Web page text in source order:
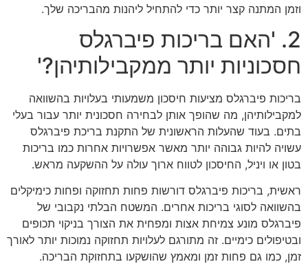
וזמן המתנה קצר יותר כדי להתחיל ליהנות מהבריכה שלך.
2. 'האם בריכות פיברגלס
חסכוניות יותר ממקבילותיהן?'
בריכות פיברגלס מציעות חיסכון משמעותי בעלויות בהשוואה
למקבילותיהן, מה שהופך אותן לבחירה חסכונית יותר עבור בעלי
בתים. בעוד שהעלות הראשונית של התקנת בריכת פיברגלס
עשויה להיות גבוהה יותר מאשר אפשרויות אחרות כמו בריכות
בטון או ויניל, החיסכון לטווח ארוך עולה על ההשקעה מראש.
ראשית, בריכות פיברגלס דורשות פחות תחזוקה ופחות כימיקלים
בהשוואה לסוגי בריכות אחרים. המשטח הבלתי נקבובי של
פיברגלס מונע צמיחת אצות ומפחית את הצורך בניקוי תכופים
ובטיפולים כימיים. זה מתורגם לעלויות תחזוקה נמוכות יותר לאורך
זמן, כמו גם פחות זמן ומאמץ שהושקעו בתחזוקת הבריכה.